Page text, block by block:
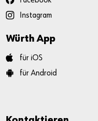
Instagram
Würth App
für iOS
für Android